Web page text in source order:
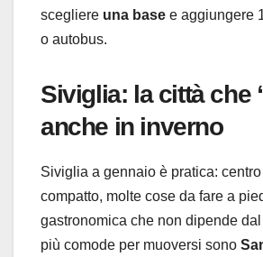
scegliere una base e aggiungere
o autobus.
Siviglia: la città che
anche in inverno
Siviglia a gennaio è pratica:
compatto, molte cose da fare a
gastronomica che non dipende
più comode per muoversi sono